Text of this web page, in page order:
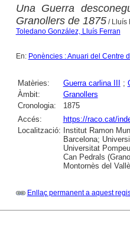
Una Guerra
Granollers de 1875/ Lluís
Toledano González, Lluís Ferran
En: Ponències : Anuari del Centre
Matèries: Guerra carlina III ;
Àmbit:
Granollers
Cronologia:
1875
Accés:
https://raco.cat/
Localització: Institut Ramon
Barcelona;
Universitat
Can Pedrals
Montornès del
Enllaç permanent a aquest